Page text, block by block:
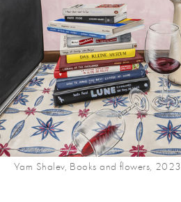
Yam Shalev, Books and flowers, 2023